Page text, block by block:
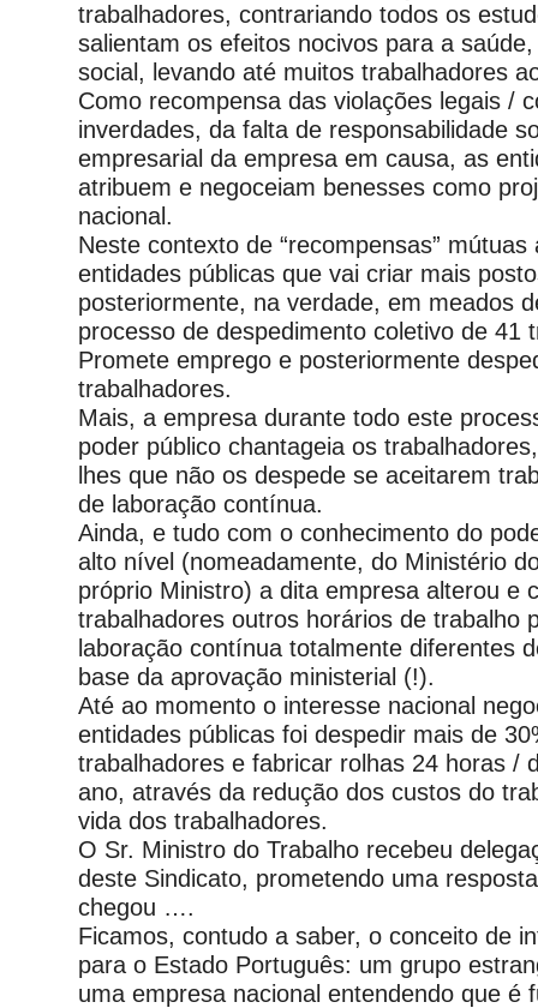
trabalhadores, contrariando todos os
salientam os efeitos nocivos para a
social, levando até muitos trabalhadores
Como recompensa das violações legais /
inverdades, da falta de responsabilidade
empresarial da empresa em causa, as
atribuem e negoceiam benesses como
nacional.
Neste contexto de “recompensas”
entidades públicas que vai criar mais
posteriormente, na verdade, em meados
processo de despedimento coletivo de 41
Promete emprego e posteriormente
trabalhadores.
Mais, a empresa durante todo este
poder público chantageia os
lhes que não os despede se aceitarem
de laboração contínua.
Ainda, e tudo com o conhecimento do
alto nível (nomeadamente, do Ministério
próprio Ministro) a dita empresa alterou e
trabalhadores outros horários de trabalho
laboração contínua totalmente diferentes
base da aprovação ministerial (!).
Até ao momento o interesse nacional
entidades públicas foi despedir mais de
trabalhadores e fabricar rolhas 24 horas /
ano, através da redução dos custos do
vida dos trabalhadores.
O Sr. Ministro do Trabalho recebeu
deste Sindicato, prometendo uma
chegou ….
Ficamos, contudo a saber, o conceito de
para o Estado Português: um grupo
uma empresa nacional entendendo que é